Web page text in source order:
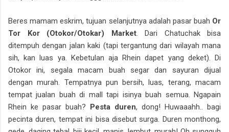
Beres mamam eskrim, tujuan selanjutnya adalah pasar buah Or
Tor Kor (Otokor/Otokar) Market. Dari Chatuchak bisa
ditempuh dengan jalan kaki (tapi tergantung dari wilayah mana
sih, kan luas ya. Kebetulan aja Rhein dapet yang deket). Di
Otokor ini, segala macam buah segar dan sayuran dijual
dengan murah. Tempatnya pun bersih, luas, terang, macam
tempat jualan buah di mall tapi isinya buah semua. Ngapain
Rhein ke pasar buah? Pesta duren, dong! Huwaaahh.. bagi
pecinta duren, tempat ini bisa disebut surga. Duren monthong,